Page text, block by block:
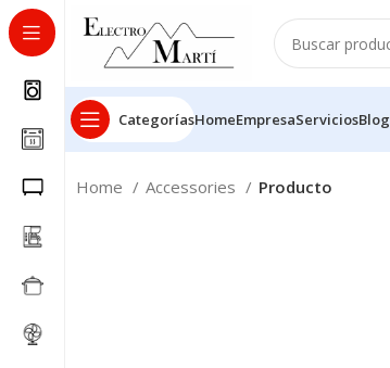
CategoríasHomeEmpresaServiciosBlog
Home Accessories Producto